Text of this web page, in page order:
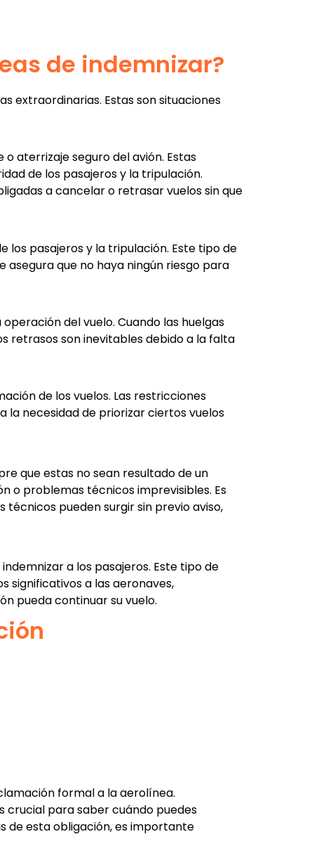
de indemnizar?
extraordinarias. Estas son situaciones
aterrizaje seguro del avión. Estas
de los pasajeros y la tripulación.
a cancelar o retrasar vuelos sin que
pasajeros y la tripulación. Este tipo de
que no haya ningún riesgo para
del vuelo. Cuando las huelgas
retrasos son inevitables debido a la falta
de los vuelos. Las restricciones
la necesidad de priorizar ciertos vuelos
que estas no sean resultado de un
o problemas técnicos imprevisibles. Es
pueden surgir sin previo aviso,
a los pasajeros. Este tipo de
significativos a las aeronaves,
pueda continuar su vuelo.
formal a la aerolínea.
crucial para saber cuándo puedes
de esta obligación, es importante